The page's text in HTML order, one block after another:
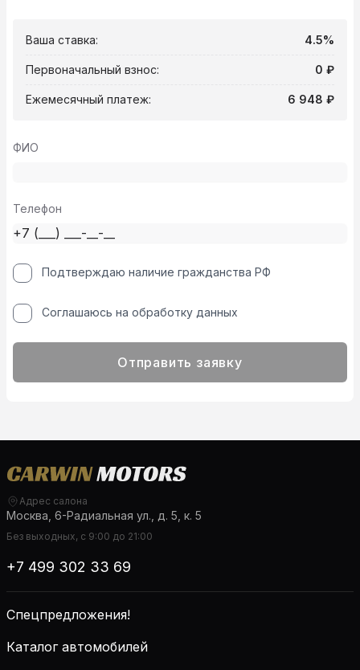
Ваша ставка: 4.5%
Первоначальный взнос: 0 ₽
Ежемесячный платеж: 6 948 ₽
ФИО
Телефон
Подтверждаю наличие гражданства РФ
Соглашаюсь на обработку данных
Отправить заявку
Адрес салона
Москва, 6-Радиальная ул., д. 5, к. 5
Без выходных, с 9:00 до 21:00
+7 499 302 33 69
Спецпредложения!
Каталог автомобилей